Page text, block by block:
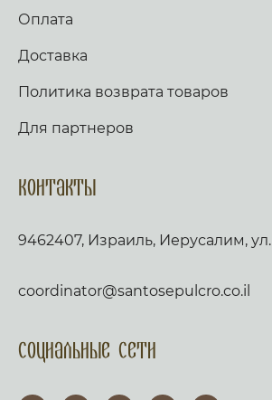
Оплата
Доставка
Политика возврата товаров
Для партнеров
Контакты
9462407, Израиль, Иерусалим,
coordinator@santosepulcro.co.il
Социальные сети